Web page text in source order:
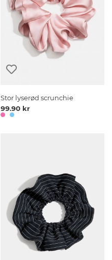
Stor lyserød scrunchie
99.90 kr